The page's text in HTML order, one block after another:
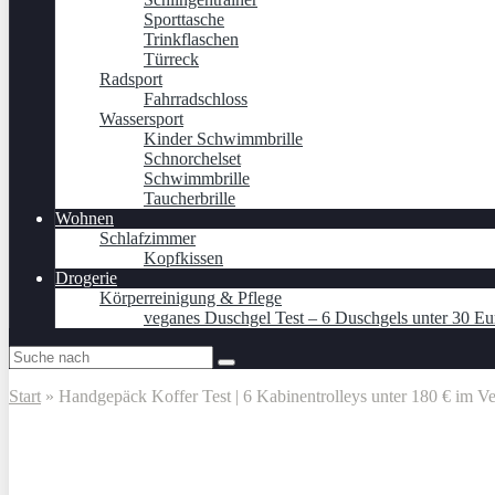
Sporttasche
Trinkflaschen
Türreck
Radsport
Fahrradschloss
Wassersport
Kinder Schwimmbrille
Schnorchelset
Schwimmbrille
Taucherbrille
Wohnen
Schlafzimmer
Kopfkissen
Drogerie
Körperreinigung & Pflege
veganes Duschgel Test – 6 Duschgels unter 30
Start » Handgepäck Koffer Test | 6 Kabinentrolleys unter 180 € im